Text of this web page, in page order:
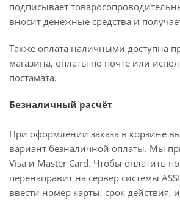
подписывает
вносит денежные средства и
Также оплата наличными доступна
магазина, оплаты по почте или
постамата.
Безналичный расчёт
При оформлении заказа в корзине
вариант безналичной оплаты. Мы
Visa и Master Card. Чтобы оплатить
перенаправит на сервер системы
ввести номер карты, срок действия,